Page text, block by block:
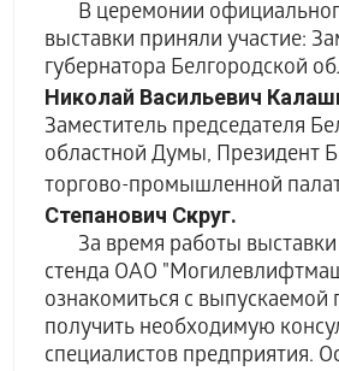
В церемонии
выставки приняли участие:
губернатора Белгородской
Николай Васильевич
Заместитель председателя
областной Думы, Президент
торгово-промышленной
Степанович Скруг.
За время работы выставки
стенда ОАО
ознакомиться с выпускаемой
получить необходимую
специалистов предприятия.